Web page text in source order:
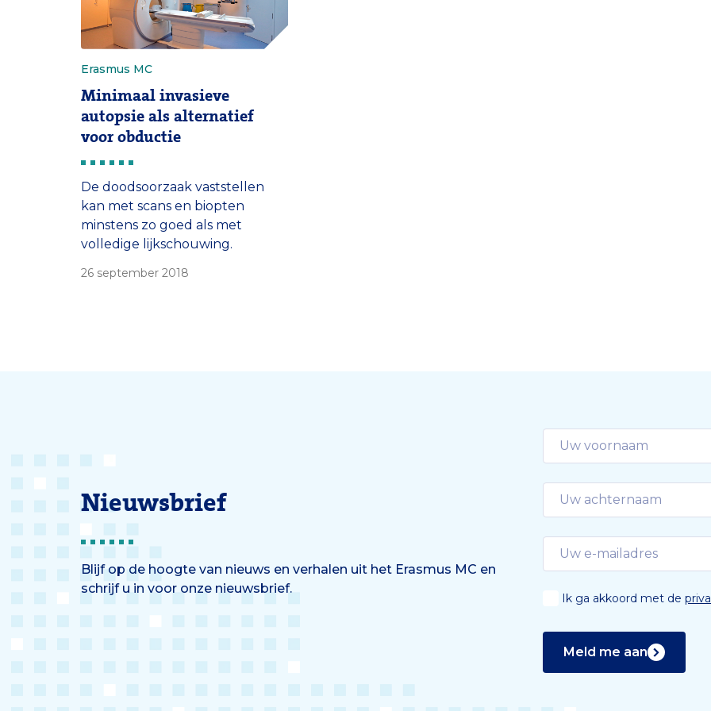
Erasmus MC
Minimaal invasieve
autopsie als alternatief
voor obductie
De doodsoorzaak vaststellen
kan met scans en biopten
minstens zo goed als met
volledige lijkschouwing.
26 september 2018
Nieuwsbrief
Blijf op de hoogte van nieuws en verhalen uit het Erasmus MC en
schrijf u in voor onze nieuwsbrief.
Ik ga akkoord met de
Meld me aan